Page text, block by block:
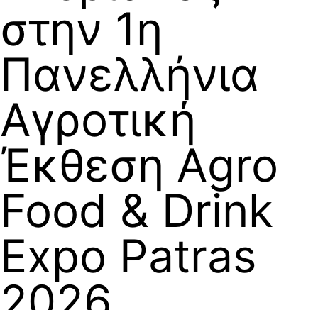
στην 1η
Πανελλήνια
Αγροτική
Έκθεση Agro
Food & Drink
Expo Patras